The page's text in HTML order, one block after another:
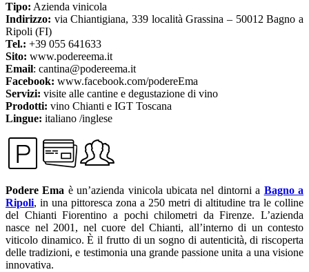
Tipo: Azienda vinicola
Indirizzo: via Chiantigiana, 339 località Grassina – 50012 Bagno a
Ripoli (FI)
Tel.: +39 055 641633
Sito: www.podereema.it
Email: cantina@podereema.it
Facebook: www.facebook.com/podereEma
Servizi: visite alle cantine e degustazione di vino
Prodotti: vino Chianti e IGT Toscana
Lingue: italiano /inglese
Podere Ema è un’azienda vinicola ubicata nel dintorni a Bagno a
Ripoli, in una pittoresca zona a 250 metri di altitudine tra le colline
del Chianti Fiorentino a pochi chilometri da Firenze. L’azienda
nasce nel 2001, nel cuore del Chianti, all’interno di un contesto
viticolo dinamico. È il frutto di un sogno di autenticità, di riscoperta
delle tradizioni, e testimonia una grande passione unita a una visione
innovativa.